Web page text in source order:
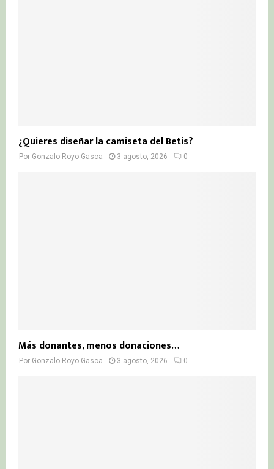
¿Quieres diseñar la camiseta del Betis?
Por Gonzalo Royo Gasca 3 agosto, 2026 0
Más donantes, menos donaciones…
Por Gonzalo Royo Gasca 3 agosto, 2026 0